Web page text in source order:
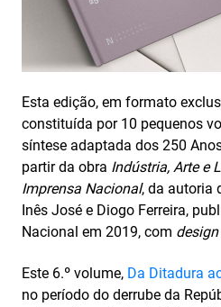
Esta edição, em formato
constituída por 10 pequenos
síntese adaptada dos 250
partir da obra Indústria, Arte e
Imprensa Nacional, da autoria
Inês José e Diogo Ferreira,
Nacional em 2019, com design
Este 6.º volume, Da Ditadura
no período do derrube da